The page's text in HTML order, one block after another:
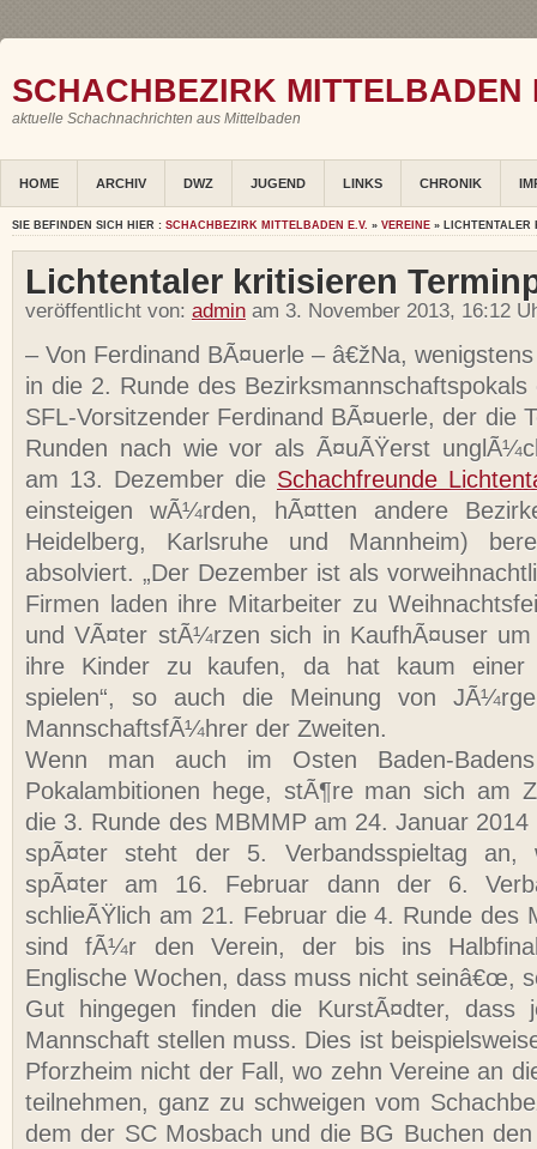
SCHACHBEZIRK MITTELBADEN
aktuelle Schachnachrichten aus Mittelbaden
HOME ARCHIV DWZ JUGEND LINKS CHRONIK
SIE BEFINDEN SICH HIER : SCHACHBEZIRK MITTELBADEN E.V. » VEREINE » LICHTENTALER
Lichtentaler kritisieren
veröffentlicht von: admin am 3. November 2013, 16:12
– Von Ferdinand BÃ¤uerle – â€žNa,
in die 2. Runde des Bezirksmannschaftspokals
SFL-Vorsitzender Ferdinand BÃ¤uerle, der die
Runden nach wie vor als Ã¤uÃŸerst
am 13. Dezember die Schachfreunde
einsteigen wÃ¼rden, hÃ¤tten andere
Heidelberg, Karlsruhe und Mannheim)
absolviert. „Der Dezember ist als
Firmen laden ihre Mitarbeiter zu
und VÃ¤ter stÃ¼rzen sich in KaufhÃ¤user
ihre Kinder zu kaufen, da hat kaum einer
spielen“, so auch die Meinung von
MannschaftsfÃ¼hrer der Zweiten.
Wenn man auch im Osten Baden-
Pokalambitionen hege, stÃ¶re man sich am
die 3. Runde des MBMMP am 24. Januar
spÃ¤ter steht der 5. Verbandsspieltag an,
spÃ¤ter am 16. Februar dann der 6.
schlieÃŸlich am 21. Februar die 4. Runde des
sind fÃ¼r den Verein, der bis ins
Englische Wochen, dass muss nicht seinâ€œ,
Gut hingegen finden die KurstÃ¤dter, dass
Mannschaft stellen muss. Dies ist
Pforzheim nicht der Fall, wo zehn Vereine an
teilnehmen, ganz zu schweigen vom
dem der SC Mosbach und die BG Buchen